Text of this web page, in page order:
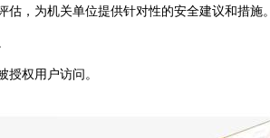
，为机关单位提供针对性的安全建议和措施。
权用户访问。